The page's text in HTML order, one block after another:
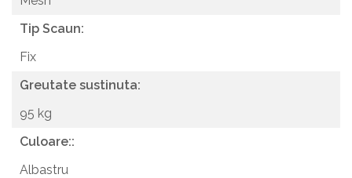
Tip Scaun:
Fix
Greutate sustinuta:
95 kg
Culoare::
Albastru